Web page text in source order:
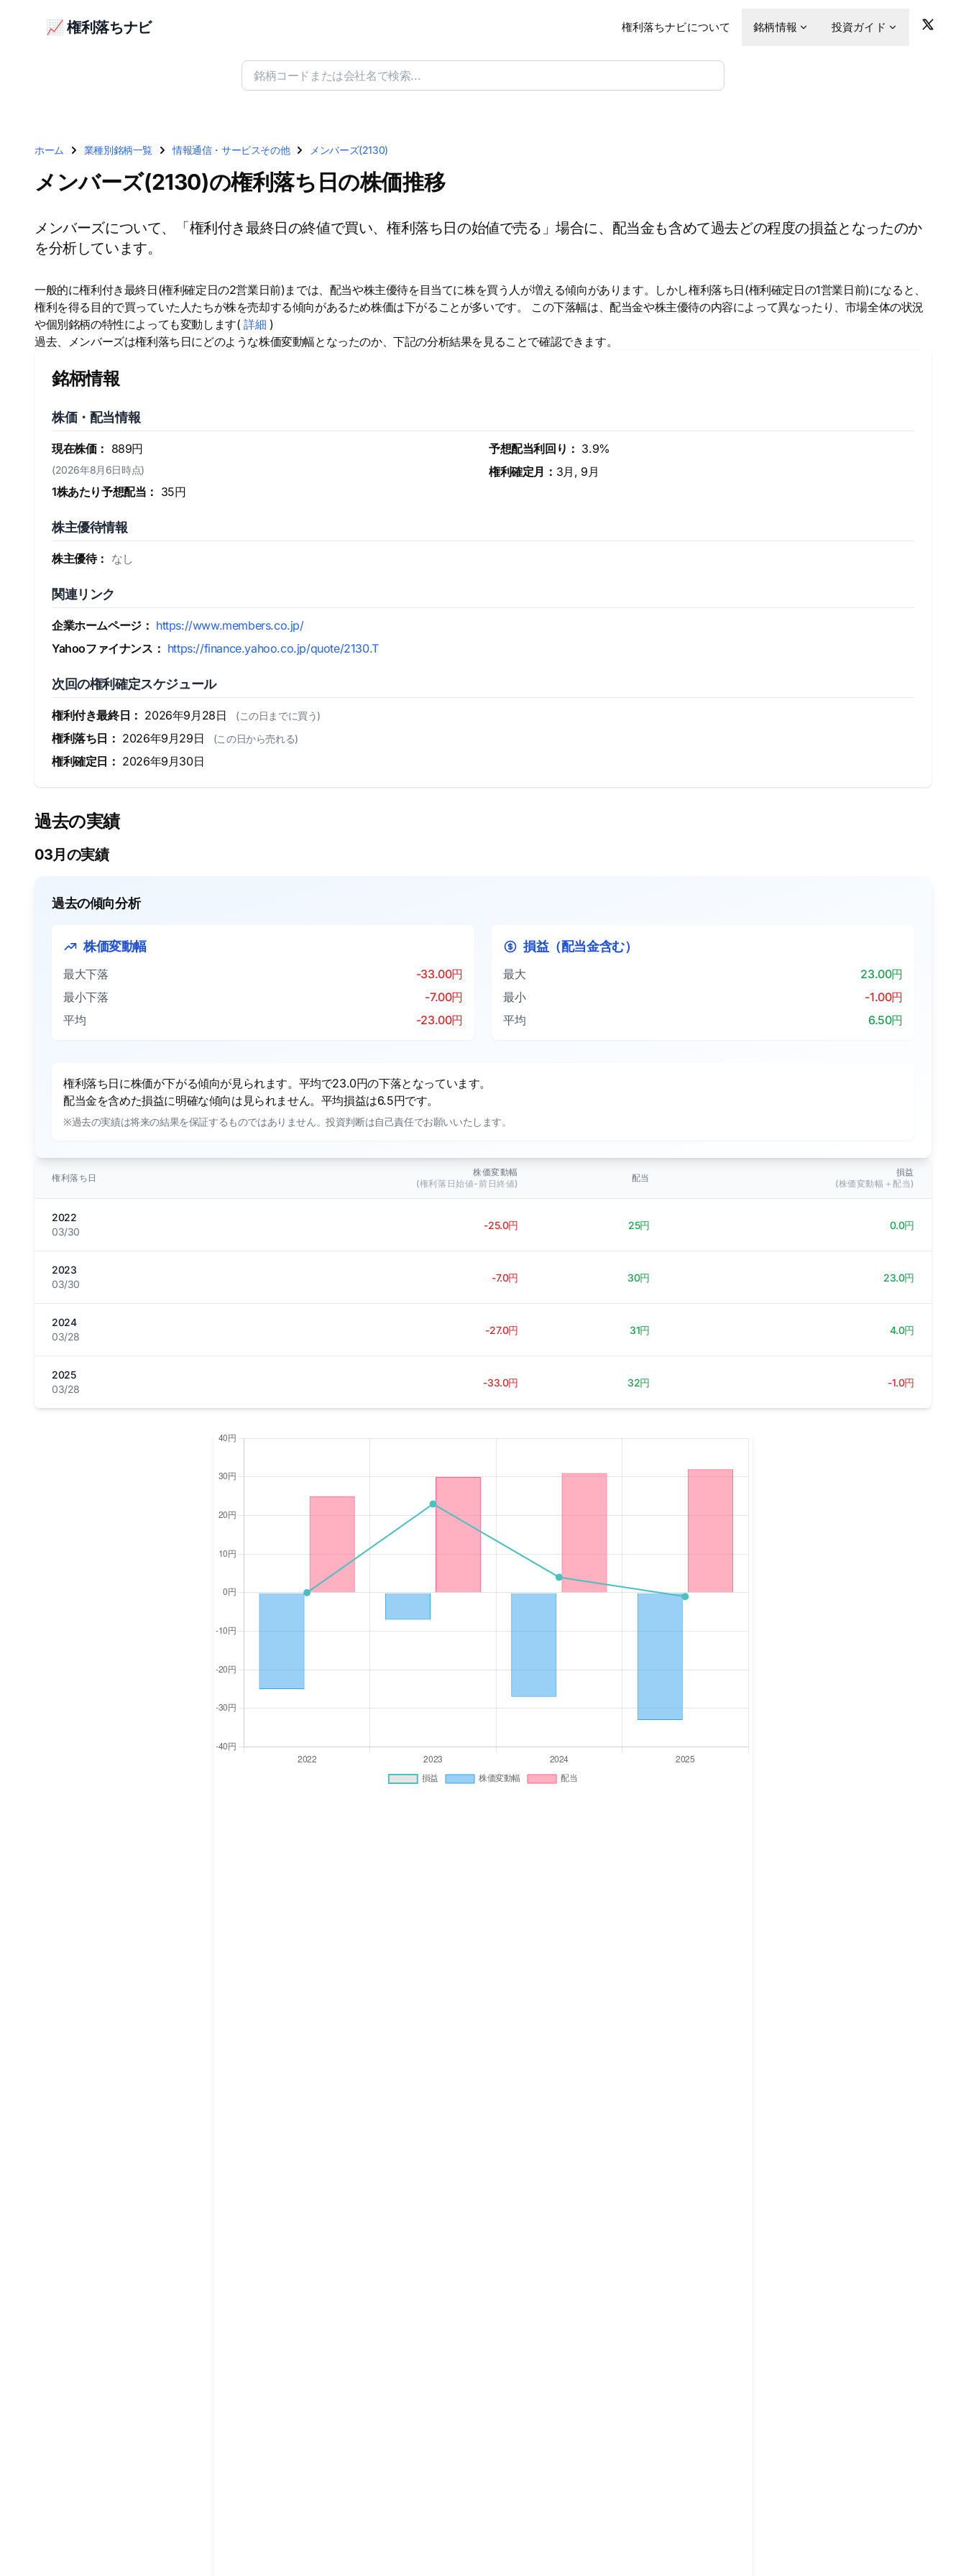
📈 権利落ちナビ 権利落ちナビについて 銘柄情報 投資ガイド
ホーム 業種別銘柄一覧 情報通信・サービスその他 メンバーズ(2130)
メンバーズ(2130)の権利落ち日の株価推移
メンバーズについて、「権利付き最終日の終値で買い、権利落ち日の始値で売る」場合に、配当金も含めて過去どの程度の損益となったのか
を分析しています。
一般的に権利付き最終日(権利確定日の2営業日前)までは、配当や株主優待を目当てに株を買う人が増える傾向があります。しかし権利落ち日(権利確定日の1営業日前)になると、
権利を得る目的で買っていた人たちが株を売却する傾向があるため株価は下がることが多いです。 この下落幅は、配当金や株主優待の内容によって異なったり、市場全体の状況
や個別銘柄の特性によっても変動します( 詳細 )
過去、メンバーズは権利落ち日にどのような株価変動幅となったのか、下記の分析結果を見ることで確認できます。
銘柄情報
株価・配当情報
現在株価： 889円
(2026年8月6日時点)
1株あたり予想配当： 35円
予想配当利回り： 3.9%
権利確定月： 3月, 9月
株主優待情報
株主優待： なし
関連リンク
企業ホームページ： https://www.members.co.jp/
Yahooファイナンス： https://finance.yahoo.co.jp/quote/2130.T
次回の権利確定スケジュール
権利付き最終日： 2026年9月28日 (この日までに買う)
権利落ち日： 2026年9月29日 (この日から売れる)
権利確定日： 2026年9月30日
過去の実績
03月の実績
過去の傾向分析
株価変動幅
最大下落
-33.00円
最小下落
-7.00円
平均
-23.00円
損益（配当金含む）
最大
23.00円
最小
-1.00円
平均
6.50円
権利落ち日に株価が下がる傾向が見られます。平均で23.0円の下落となっています。
配当金を含めた損益に明確な傾向は見られません。平均損益は6.5円です。
※過去の実績は将来の結果を保証するものではありません。投資判断は自己責任でお願いいたします。
権利落ち日
株価変動幅
(権利落日始値-前日終値)
配当
損益
(株価変動幅＋配当)
2022
03/30
-25.0円 25円 0.0円
2023
03/30
-7.0円 30円 23.0円
2024
03/28
-27.0円 31円 4.0円
2025
03/28
-33.0円 32円 -1.0円